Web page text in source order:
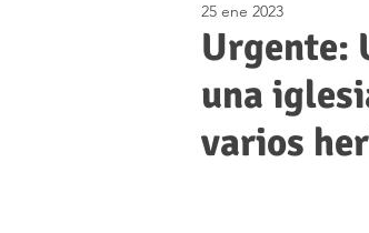
Urgente:
una
varios
25 ene 2023